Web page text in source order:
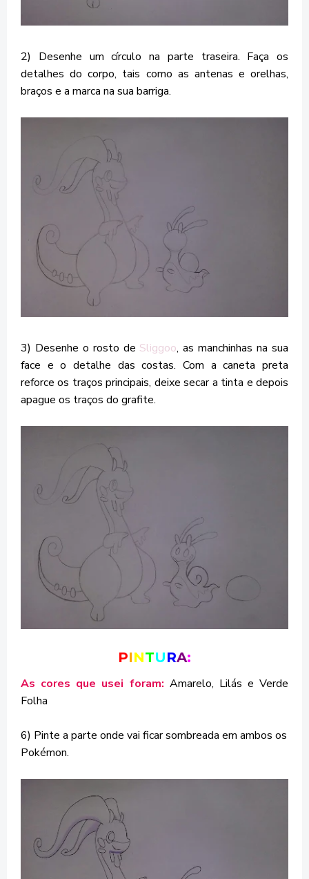
2) Desenhe um círculo na parte traseira. Faça os
detalhes do corpo, tais como as antenas e orelhas,
braços e a marca na sua barriga.
3) Desenhe o rosto de Sliggoo, as manchinhas na sua
face e o detalhe das costas. Com acaneta preta
reforce os traços principais, deixe secar a tinta e depois
apague os traços do grafite.
PINTURA:
As cores que usei foram: Amarelo, Lilás e Verde
Folha
6) Pinte a parte onde vai ficar sombreada em ambos os
Pokémon.